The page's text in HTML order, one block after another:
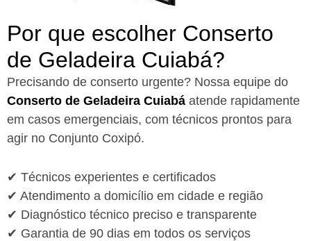
Por que escolher Conserto
de Geladeira Cuiabá?​
Precisando de conserto urgente? Nossa equipe do
Conserto de Geladeira Cuiabá atende rapidamente
em casos emergenciais, com técnicos prontos para
agir no Conjunto Coxipó.
✔ Técnicos experientes e certificados
✔ Atendimento a domicílio em cidade e região
✔ Diagnóstico técnico preciso e transparente
✔ Garantia de 90 dias em todos os serviços